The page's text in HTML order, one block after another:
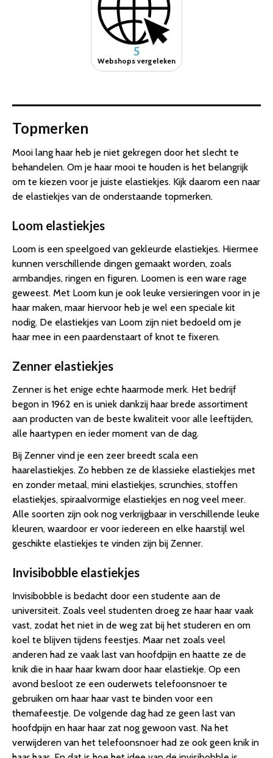
5
Webshops vergeleken
Topmerken
Mooi lang haar heb je niet gekregen door het slecht te
behandelen. Om je haar mooi te houden is het belangrijk
om te kiezen voor je juiste elastiekjes. Kijk daarom een naar
de elastiekjes van de onderstaande topmerken.
Loom elastiekjes
Loom is een speelgoed van gekleurde elastiekjes. Hiermee
kunnen verschillende dingen gemaakt worden, zoals
armbandjes, ringen en figuren. Loomen is een ware rage
geweest. Met Loom kun je ook leuke versieringen voor in je
haar maken, maar hiervoor heb je wel een speciale kit
nodig. De elastiekjes van Loom zijn niet bedoeld om je
haar mee in een paardenstaart of knot te fixeren.
Zenner elastiekjes
Zenner is het enige echte haarmode merk. Het bedrijf
begon in 1962 en is uniek dankzij haar brede assortiment
aan producten van de beste kwaliteit voor alle leeftijden,
alle haartypen en ieder moment van de dag.
Bij Zenner vind je een zeer breedt scala een
haarelastiekjes. Zo hebben ze de klassieke elastiekjes met
en zonder metaal, mini elastiekjes, scrunchies, stoffen
elastiekjes, spiraalvormige elastiekjes en nog veel meer.
Alle soorten zijn ook nog verkrijgbaar in verschillende leuke
kleuren, waardoor er voor iedereen en elke haarstijl wel
geschikte elastiekjes te vinden zijn bij Zenner.
Invisibobble elastiekjes
Invisibobble is bedacht door een studente aan de
universiteit. Zoals veel studenten droeg ze haar haar vaak
vast, zodat het niet in de weg zat bij het studeren en om
koel te blijven tijdens feestjes. Maar net zoals veel
anderen had ze vaak last van hoofdpijn en haatte ze de
knik die in haar haar kwam door haar elastiekje. Op een
avond besloot ze een ouderwets telefoonsnoer te
gebruiken om haar haar vast te binden voor een
themafeestje. De volgende dag had ze geen last van
hoofdpijn en haar haar zat nog gewoon vast. Na het
verwijderen van het telefoonsnoer had ze ook geen knik in